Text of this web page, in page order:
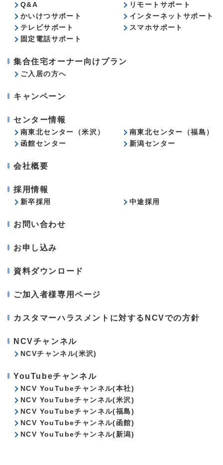
Q&A
リモートサポート
かいけつサポート
インターネットサポート
テレビサポート
スマホサポート
固定電話サポート
集合住宅オーナー向けプラン
ご入居の方へ
キャンペーン
センター情報
南東北センター（米沢）
南東北センター（福島）
函館センター
新潟センター
会社概要
採用情報
新卒採用 中途採用
お問い合わせ
お申し込み
資料ダウンロード
ご加入者様専用ページ
カスタマーハラスメントに対するNCVでの方針
NCVチャンネル
NCVチャンネル(米沢)
YouTubeチャンネル
NCV YouTubeチャンネル(本社)
NCV YouTubeチャンネル(米沢)
NCV YouTubeチャンネル(福島)
NCV YouTubeチャンネル(函館)
NCV YouTubeチャンネル(新潟)